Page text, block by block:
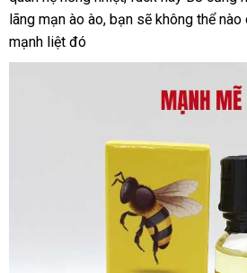
vấn
sánh
lãng mạn ào àothanh
, bạn ở
uy
sẽ không thể
mạnh liệt đó